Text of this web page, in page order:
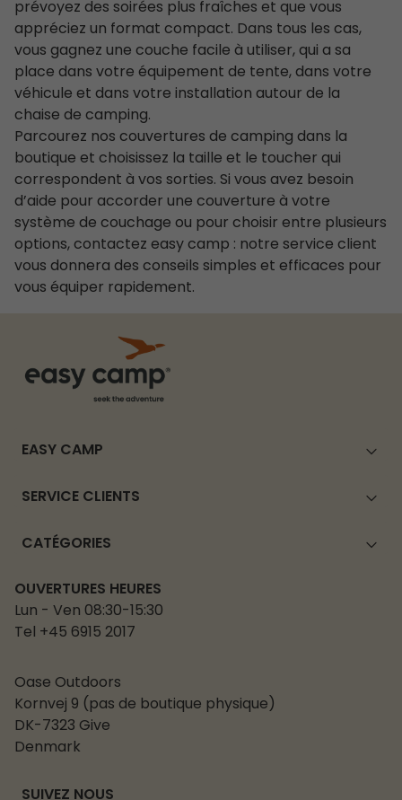
prévoyez des soirées plus fraîches et que vous
appréciez un format compact. Dans tous les cas,
vous gagnez une couche facile à utiliser, qui a sa
place dans votre équipement de tente, dans votre
véhicule et dans votre installation autour de la
chaise de camping.
Parcourez nos couvertures de camping dans la
boutique et choisissez la taille et le toucher qui
correspondent à vos sorties. Si vous avez besoin
d’aide pour accorder une couverture à votre
système de couchage ou pour choisir entre plusieurs
options, contactez easy camp : notre service client
vous donnera des conseils simples et efficaces pour
vous équiper rapidement.
EASY CAMP
SERVICE CLIENTS
CATÉGORIES
OUVERTURES HEURES
Lun - Ven 08:30-15:30
Tel +45 6915 2017
Oase Outdoors
Kornvej 9 (pas de boutique physique)
DK-7323 Give
Denmark